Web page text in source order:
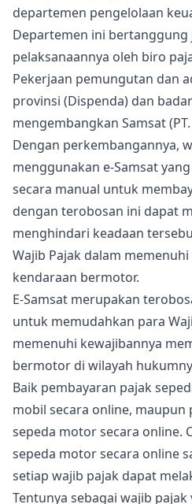
departemen pengelolaan
Departemen ini bertanggung
pelaksanaannya oleh biro
Pekerjaan pemungutan dan
provinsi (Dispenda) dan
mengembangkan Samsat (PT.
Dengan perkembangannya,
menggunakan e-Samsat
secara manual untuk
dengan terobosan ini dapat
menghindari keadaan
Wajib Pajak dalam
kendaraan bermotor.
E-Samsat merupakan
untuk memudahkan para
memenuhi kewajibannya
bermotor di wilayah
Baik pembayaran pajak
mobil secara online, maupun
sepeda motor secara online.
sepeda motor secara online
setiap wajib pajak dapat
Tentunya sebagai wajib